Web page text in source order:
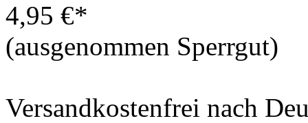
4,95 €*
(ausgenommen Sperrgut)
Versandkostenfrei nach